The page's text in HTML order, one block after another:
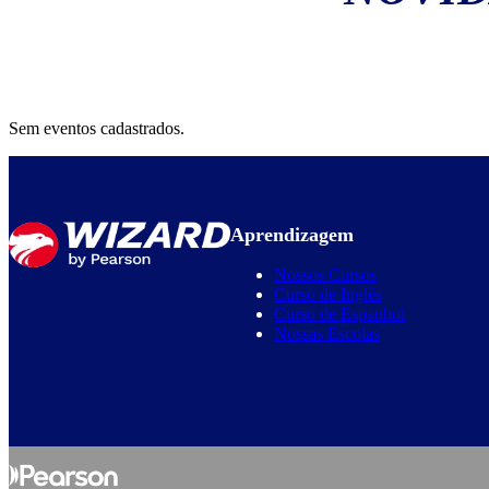
Sem eventos cadastrados.
Aprendizagem
Nossos Cursos
Curso de Inglês
Curso de Espanhol
Nossas Escolas